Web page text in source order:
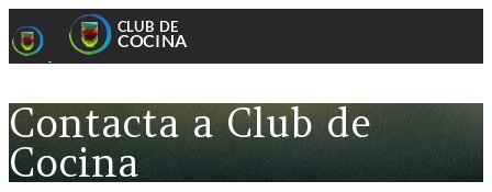
Contacta a Club de
Cocina